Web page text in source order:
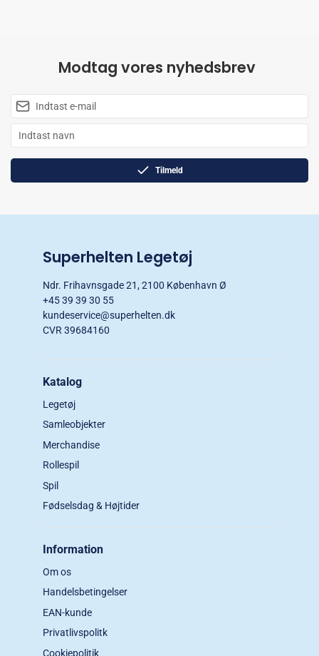
Modtag vores nyhedsbrev
Tilmeld
Superhelten Legetøj
Ndr. Frihavnsgade 21, 2100 København Ø
+45 39 39 30 55
kundeservice@superhelten.dk
CVR 39684160
Katalog
Legetøj
Samleobjekter
Merchandise
Rollespil
Spil
Fødselsdag & Højtider
Information
Om os
Handelsbetingelser
EAN-kunde
Privatlivspolitk
Cookiepolitik